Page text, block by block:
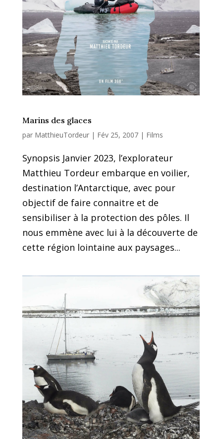
Marins des glaces
par MatthieuTordeur| Fév 25, 2007| Films
Synopsis Janvier 2023, l’explorateur
Matthieu Tordeur embarque en voilier,
destination l’Antarctique, avec pour
objectif de faire connaitre et de
sensibiliser à la protection des pôles. Il
nous emmène avec lui à la découverte de
cette région lointaine aux paysages...